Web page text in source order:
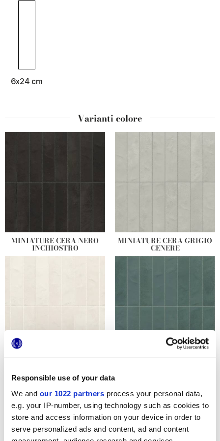
Responsible use of your data
We and our 1022 partners process your personal data,
e.g. your IP-number, using technology such as cookies to
store and access information on your device in order to
serve personalized ads and content, ad and content
6x24 cm
Varianti colore
MINIATURE CERA NERO
INCHIOSTRO
MINIATURE CERA GRIGIO
CENERE